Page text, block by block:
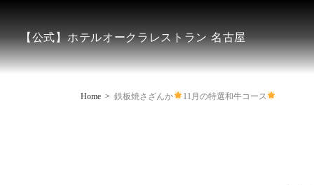
【公式】ホテルオークラレストラン 名古屋
Home 鉄板焼さざんか 11月の特選和牛コース